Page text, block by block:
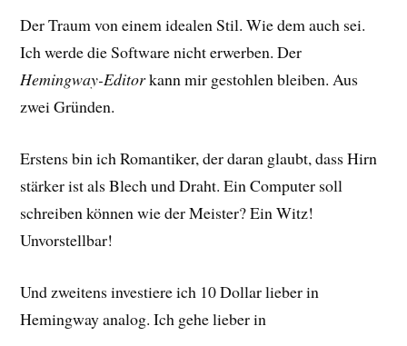
Der Traum von einem idealen Stil. Wie dem auch sei.
Ich werde die Software nicht erwerben. Der
Hemingway-Editorkann mir gestohlen bleiben. Aus
zwei Gründen.
Erstens bin ich Romantiker, der daran glaubt, dass Hirn
stärker ist als Blech und Draht. Ein Computer soll
schreiben können wie der Meister? Ein Witz!
Unvorstellbar!
Und zweitens investiere ich 10 Dollar lieber in
Hemingway analog. Ich gehe lieber in